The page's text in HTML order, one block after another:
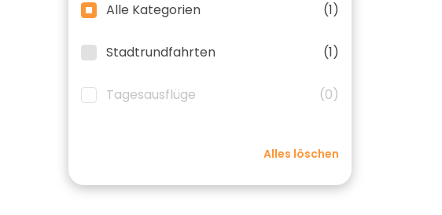
Alle Kategorien (1)
Stadtrundfahrten (1)
Tagesausflüge (0)
Alles löschen